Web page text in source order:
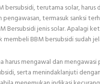
bersubsidi, terutama solar, harus
termasuk sanksi
Bersubsidi jenis solar. Apalagi
BBM bersubsidi sudah
harus mengawal dan mengawasi
serta menindaklanjuti